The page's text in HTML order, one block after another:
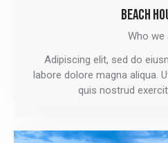
BEACH
Who we
Adipiscing elit, sed do
labore dolore magna aliqua.
quis nostrud